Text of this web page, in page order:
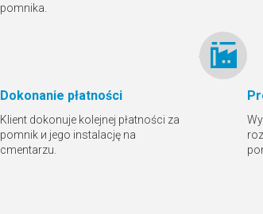
pomnika.
Dokonanie płatności
Klient dokonuje kolejnej płatności za
pomnik и jego instalację na
cmentarzu.